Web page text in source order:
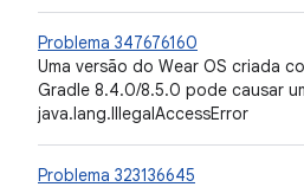
Problema 347676160
Uma versão do Wear OS criada
Gradle 8.4.0/8.5.0 pode causar
java.lang.IllegalAccessError
Problema 323136645